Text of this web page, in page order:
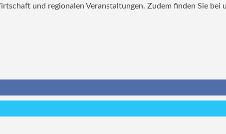
und regionalen Veranstaltungen. Zudem finden Sie bei